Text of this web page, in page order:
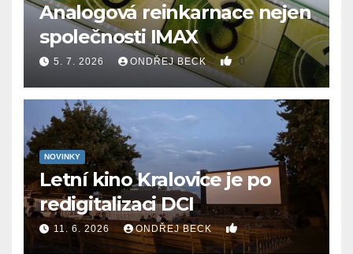
Analogová reinkarnace nejen
společnosti IMAX
5. 7. 2026 ONDŘEJ BECK 0
NOVINKY
Letní kino Kralovice je po
redigitalizaci DCI
11. 6. 2026 ONDŘEJ BECK 0